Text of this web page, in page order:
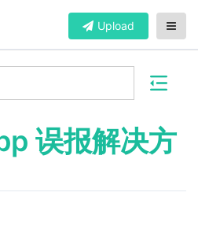
Upload
误报解决方